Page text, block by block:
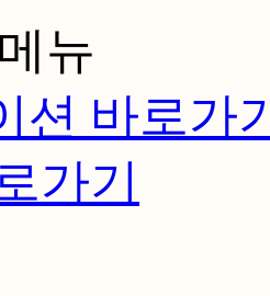
뉴
션 바로가
가기